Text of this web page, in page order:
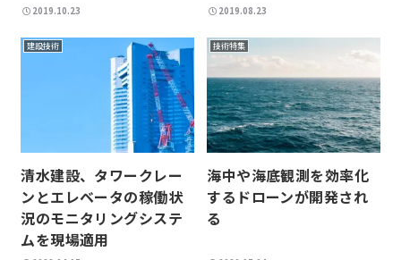
2019.10.23 2019.08.23
建設技術
清水建設、タワークレー
ンとエレベータの稼働状
況のモニタリングシステ
ムを現場適用
技術特集
海中や海底観測を効率化
するドローンが開発され
る